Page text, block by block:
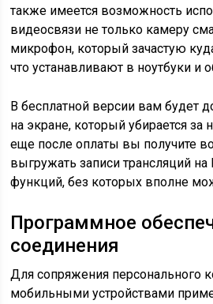
также имеется возможность
видеосвязи не только камеру
микрофон, который зачастую
что устанавливают в ноутбуки и
В бесплатной версии вам будет
на экране, который убирается
еще после оплаты вы получите
выгружать записи трансляций
функций, без которых вполне
Программное
соединения
Для сопряжения персонального
мобильными устройствами